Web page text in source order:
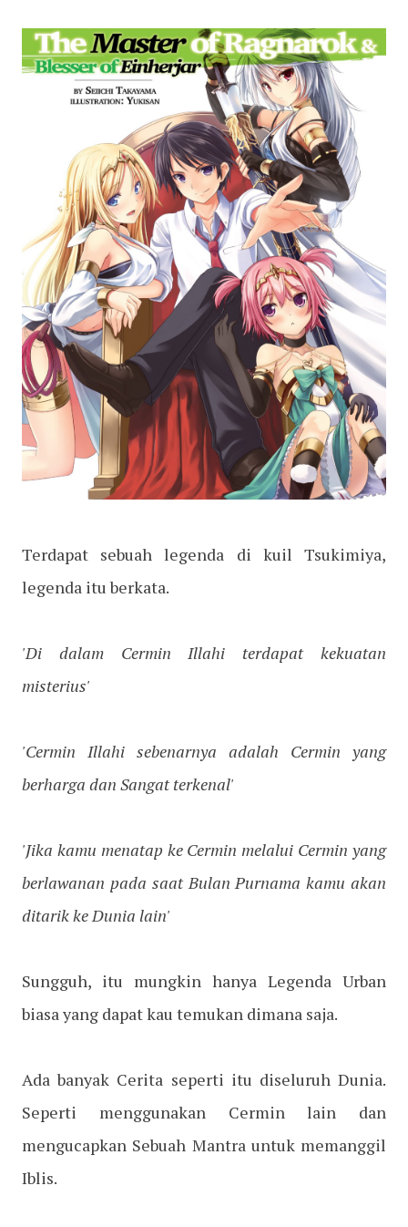
Terdapat sebuah legenda di kuil Tsukimiya,
legenda itu berkata.
'Di dalam Cermin Illahi terdapat kekuatan
misterius'
'Cermin Illahi sebenarnya adalah Cermin yang
berharga dan Sangat terkenal'
'Jika kamu menatap ke Cermin melalui Cermin yang
berlawanan pada saat Bulan Purnama kamu akan
ditarik ke Dunia lain'
Sungguh, itu mungkin hanya Legenda Urban
biasa yang dapat kau temukan dimana saja.
Ada banyak Cerita seperti itu diseluruh Dunia.
Seperti menggunakan Cermin lain dan
mengucapkan Sebuah Mantra untuk memanggil
Iblis.